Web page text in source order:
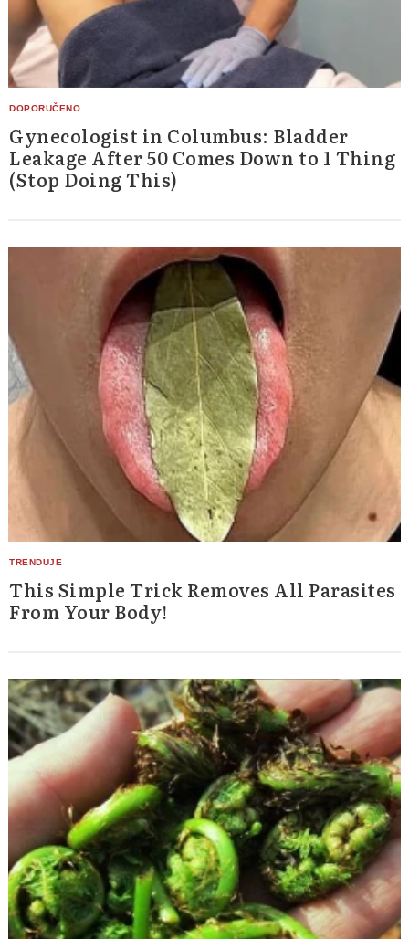
Gynecologist in Columbus: Bladder
Leakage After 50 Comes Down to 1 Thing
(Stop Doing This)
This Simple Trick Removes All Parasites
From Your Body!